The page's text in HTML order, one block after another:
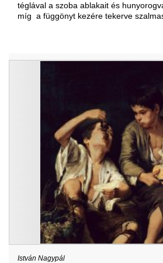
téglával a szoba ablakait és
míg a függönyt kezére tekerve
István Nagypál